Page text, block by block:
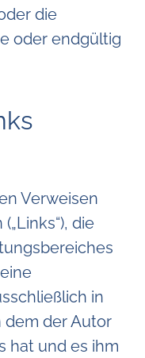
die
oder endgültig
Verweisen
die
in
dem der Autor
hat und es ihm